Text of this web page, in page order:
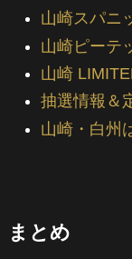
山崎スパニ
山崎ピーテ
山崎
抽選情報＆
山崎・白州
まとめ